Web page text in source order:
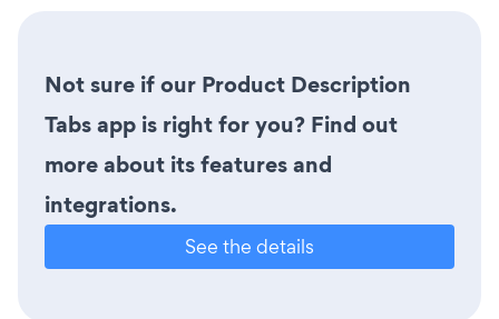
Not sure if our Product Description
Tabs app is right for you? Find out
more about its features and
integrations.
See the details